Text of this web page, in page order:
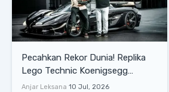
Pecahkan Rekor Dunia! Replika
Lego Technic Koenigsegg
Sadair's Spear Ukuran Asli Sukses
Anjar Leksana 10 Jul, 2026